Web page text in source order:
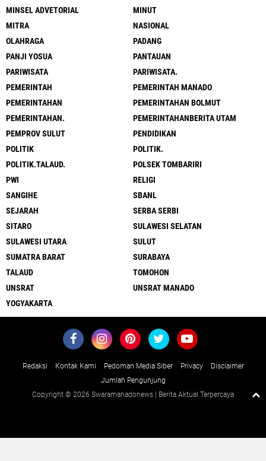
MINSEL ADVETORIAL
MINUT
MITRA
NASIONAL
OLAHRAGA
PADANG
PANJI YOSUA
PANTAUAN
PARIWISATA
PARIWISATA.
PEMERINTAH
PEMERINTAH MANADO
PEMERINTAHAN
PEMERINTAHAN BOLMUT
PEMERINTAHAN.
PEMERINTAHANBERITA UTAM
PEMPROV SULUT
PENDIDIKAN
POLITIK
POLITIK.
POLITIK.TALAUD.
POLSEK TOMBARIRI
PWI
RELIGI
SANGIHE
SBANL
SEJARAH
SERBA SERBI
SITARO
SULAWESI SELATAN
SULAWESI UTARA
SULUT
SUMATRA BARAT
SURABAYA
TALAUD
TOMOHON
UNSRAT
UNSRAT MANADO
YOGYAKARTA
Redaksi Kontak Kami Pedoman Media Siber Privacy
Disclaimer
Jumlah Pengunjung
Copyright © 2026 Swaramanadonews | Berita Aktual Terpercaya